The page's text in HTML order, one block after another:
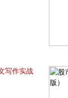
写作实战